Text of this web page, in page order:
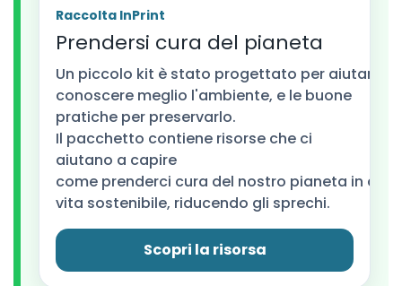
Raccolta InPrint
Prendersi cura del pianeta
Un piccolo kit è stato progettato per aiutarci
conoscere meglio l'ambiente, e le buone
pratiche per preservarlo.
Il pacchetto contiene risorse che ci
aiutano a capire
come prenderci cura del nostro pianeta in
vita sostenibile, riducendo gli sprechi.
Scopri la risorsa